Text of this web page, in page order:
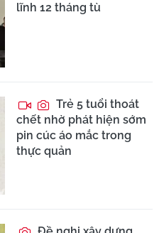
lĩnh 12 tháng tù
Trẻ 5 tuổi thoát
chết nhờ phát hiện sớm
pin cúc áo mắc trong
thực quản